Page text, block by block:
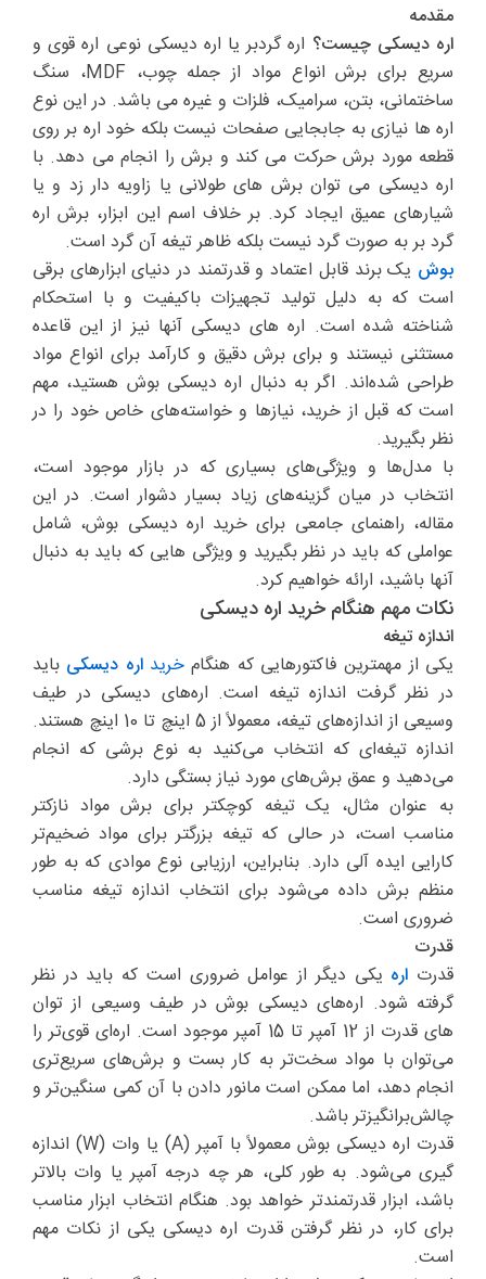
مقدمه
اره دیسکی چیست؟ اره گردبر یا اره دیسکی نوعی اره قوی و
سریع برای برش انواع مواد از جمله چوب، MDF، سنگ
ساختمانی، بتن، سرامیک، فلزات و غیره می باشد. در این نوع
اره ها نیازی به جابجایی صفحات نیست بلکه خود اره بر روی
قطعه مورد برش حرکت می کند و برش را انجام می دهد. با
اره دیسکی می توان برش های طولانی یا زاویه دار زد و یا
شیارهای عمیق ایجاد کرد. بر خلاف اسم این ابزار، برش اره
گرد بر به صورت گرد نیست بلکه ظاهر تیغه آن گرد است.
بوش یک برند قابل اعتماد و قدرتمند در دنیای ابزارهای برقی
است که به دلیل تولید تجهیزات باکیفیت و با استحکام
شناخته شده است. اره های دیسکی آنها نیز از این قاعده
مستثنی نیستند و برای برش دقیق و کارآمد برای انواع مواد
طراحی شده‌اند. اگر به دنبال اره دیسکی بوش هستید، مهم
است که قبل از خرید، نیازها و خواسته‌های خاص خود را در
نظر بگیرید.
با مدل‌ها و ویژگی‌های بسیاری که در بازار موجود است،
انتخاب در میان گزینه‌های زیاد بسیار دشوار است. در این
مقاله، راهنمای جامعی برای خرید اره دیسکی بوش، شامل
عواملی که باید در نظر بگیرید و ویژگی هایی که باید به دنبال
آنها باشید، ارائه خواهیم کرد.
نکات مهم هنگام خرید اره دیسکی
اندازه تیغه
یکی از مهمترین فاکتورهایی که هنگام خریداره دیسکی باید
در نظر گرفت اندازه تیغه است. اره‌های دیسکی در طیف
وسیعی از اندازه‌های تیغه، معمولاً از 5 اینچ تا 10 اینچ هستند.
اندازه تیغه‌ای که انتخاب می‌کنید به نوع برشی که انجام
می‌دهید و عمق برش‌های مورد نیاز بستگی دارد.
به عنوان مثال، یک تیغه کوچکتر برای برش مواد نازکتر
مناسب است، در حالی که تیغه بزرگتر برای مواد ضخیم‌تر
کارایی ایده آلی دارد. بنابراین، ارزیابی نوع موادی که به طور
منظم برش داده می‌شود برای انتخاب اندازه تیغه مناسب
ضروری است.
قدرت
قدرت اره یکی دیگر از عوامل ضروری است که باید در نظر
گرفته شود. اره‌های دیسکی بوش در طیف وسیعی از توان
های قدرت از 12 آمپر تا 15 آمپر موجود است. اره‌ای قوی‌تر را
می‌توان با مواد سخت‌تر به کار بست و برش‌های سریع‌تری
انجام دهد، اما ممکن است مانور دادن با آن کمی سنگین‌تر و
چالش‌برانگیزتر باشد.
قدرت اره دیسکی بوش معمولاً با آمپر (A) یا وات (W) اندازه
گیری می‌شود. به طور کلی، هر چه درجه آمپر یا وات بالاتر
باشد، ابزار قدرتمندتر خواهد بود. هنگام انتخاب ابزار مناسب
برای کار، در نظر گرفتن قدرت اره دیسکی یکی از نکات مهم
است.